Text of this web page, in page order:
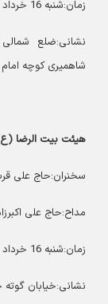
زمان:شنبه 16 خرداد ماه 1405 از ساعت 17
نشانی:ضلع
شاهمیری کوچه
هیئت بیت الرضا (ع)
سخنران:حاج علی
مداح:حاج علی
زمان:شنبه 16 خرداد ماه 1405 از ساعت 17
نشانی:خیابان